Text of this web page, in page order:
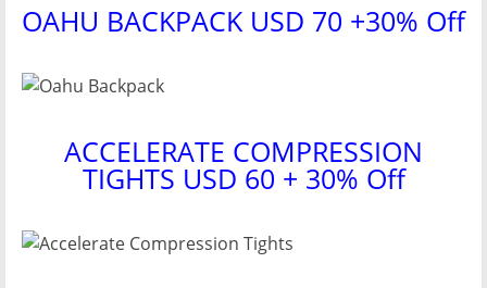
OAHU BACKPACK USD 70 +30% Off
ACCELERATE COMPRESSION
TIGHTS USD 60 + 30% Off